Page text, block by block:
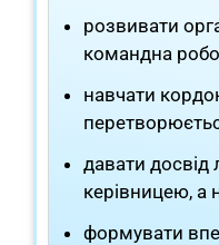
розвивати
командна
навчати
давати досвід
керівницею, а
формувати